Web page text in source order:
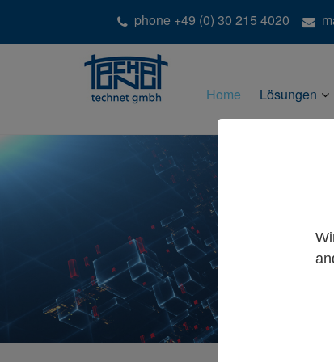
phone +49 (0) 30 215 4020
Home Lösungen